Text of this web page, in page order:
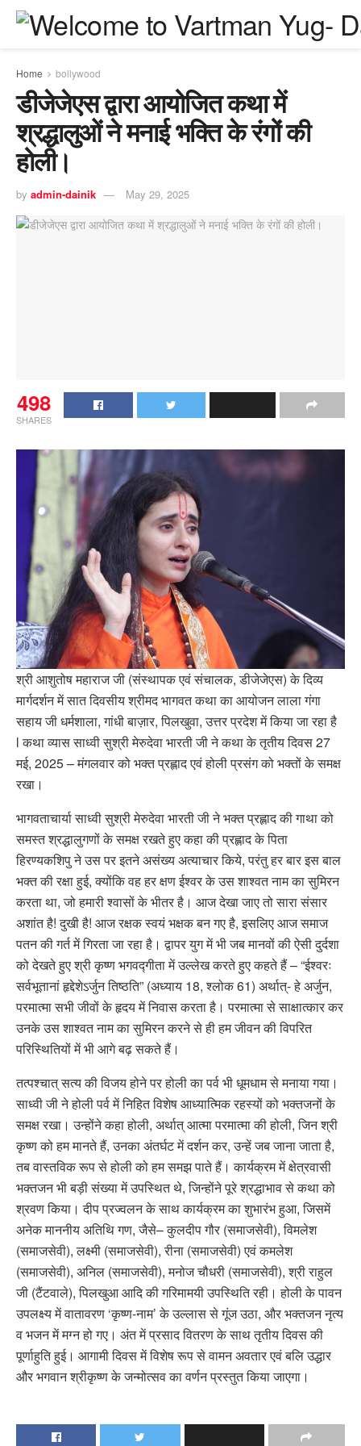
Home bollywood
डीजेजेएस द्वारा आयोजित कथा में
श्रद्धालुओं ने मनाई भक्ति के रंगों की
होली।
by admin-dainik May 29, 2025
498
SHARES
श्री आशुतोष महाराज जी (संस्थापक एवं संचालक, डीजेजेएस) के दिव्य
मार्गदर्शन में सात दिवसीय श्रीमद भागवत कथा का आयोजन लाला गंगा
सहाय जी धर्मशाला, गांधी बाज़ार, पिलखुवा, उत्तर प्रदेश में किया जा रहा है
l कथा व्यास साध्वी सुश्री मेरुदेवा भारती जी ने कथा के तृतीय दिवस 27
मई, 2025 – मंगलवार को भक्त प्रह्लाद एवं होली प्रसंग को भक्तों के समक्ष
रखा।
भागवताचार्या साध्वी सुश्री मेरुदेवा भारती जी ने भक्त प्रह्लाद की गाथा को
समस्त श्रद्धालुगणों के समक्ष रखते हुए कहा की प्रह्लाद के पिता
हिरण्यकशिपु ने उस पर इतने असंख्य अत्याचार किये, परंतु हर बार इस बाल
भक्त की रक्षा हुई, क्योंकि वह हर क्षण ईश्वर के उस शाश्वत नाम का सुमिरन
करता था, जो हमारी श्वासों के भीतर है। आज देखा जाए तो सारा संसार
अशांत है! दुखी है! आज रक्षक स्वयं भक्षक बन गए है, इसलिए आज समाज
पतन की गर्त में गिरता जा रहा है। द्वापर युग में भी जब मानवों की ऐसी दुर्दशा
को देखते हुए श्री कृष्ण भगवद्गीता में उल्लेख करते हुए कहते हैं – “ईश्वरः
सर्वभूतानां हृद्देशेऽर्जुन तिष्ठति” (अध्याय 18, श्लोक 61) अर्थात्‌- हे अर्जुन,
परमात्मा सभी जीवों के हृदय में निवास करता है। परमात्मा से साक्षात्कार कर
उनके उस शाश्वत नाम का सुमिरन करने से ही हम जीवन की विपरित
परिस्थितियों में भी आगे बढ़ सकते हैं।
तत्पश्चात् सत्य की विजय होने पर होली का पर्व भी धूमधाम से मनाया गया।
साध्वी जी ने होली पर्व में निहित विशेष आध्यात्मिक रहस्यों को भक्तजनों के
समक्ष रखा। उन्होंने कहा होली, अर्थात्‌ आत्मा परमात्मा की होली, जिन श्री
कृष्ण को हम मानते हैं, उनका अंतर्घट में दर्शन कर, उन्हें जब जाना जाता है,
तब वास्तविक रूप से होली को हम समझ पाते हैं। कार्यक्रम में क्षेत्रवासी
भक्तजन भी बड़ी संख्या में उपस्थित थे, जिन्होंने पूरे श्रद्धाभाव से कथा को
श्रवण किया। दीप प्रज्वलन के साथ कार्यक्रम का शुभारंभ हुआ, जिसमें
अनेक माननीय अतिथि गण, जैसे– कुलदीप गौर (समाजसेवी), विमलेश
(समाजसेवी), लक्ष्मी (समाजसेवी), रीना (समाजसेवी) एवं कमलेश
(समाजसेवी), अनिल (समाजसेवी), मनोज चौधरी (समाजसेवी), श्री राहुल
जी (टैंटवाले), पिलखुआ आदि की गरिमामयी उपस्थिति रही। होली के पावन
उपलक्ष्य में वातावरण ‘कृष्ण-नाम’ के उल्लास से गूंज उठा, और भक्तजन नृत्य
व भजन में मग्न हो गए। अंत में प्रसाद वितरण के साथ तृतीय दिवस की
पूर्णाहुति हुई। आगामी दिवस में विशेष रूप से वामन अवतार एवं बलि उद्धार
और भगवान श्रीकृष्ण के जन्मोत्सव का वर्णन प्रस्तुत किया जाएगा।